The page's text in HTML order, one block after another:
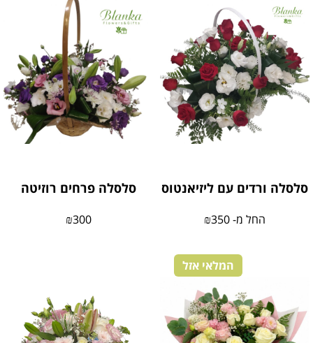
סלסלה ורדים עם ליזיאנטוס
החל מ- ₪350
סלסלה פרחים רוזיטה
₪300
המלאי אזל